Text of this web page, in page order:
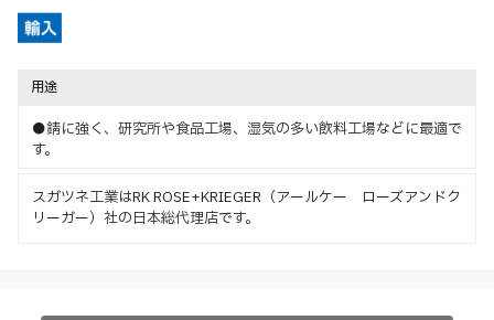
用途
●錆に強く、研究所や食品工場、湿気の多い飲料工場などに最適で
す。
スガツネ工業はRK ROSE+KRIEGER（アールケー ローズアンドク
リーガー）社の日本総代理店です。